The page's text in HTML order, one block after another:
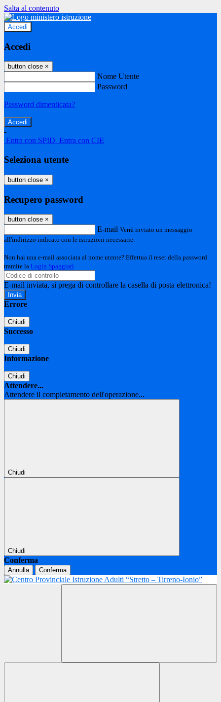
Salta al contenuto
Accedi
Accedi
button close ×
Nome Utente
Password
Password dimenticata?
-
Entra con SPID Entra con CIE
Seleziona utente
button close ×
Recupero password
button close ×
E-mail Verrà inviato un messaggio
all'indirizzo indicato con le istruzioni necessarie.
Non hai una e-mail associata al nome utente? Effettua il reset della password
tramite la Login Spaggiari
E-mail inviata, si prega di controllare la casella di posta elettronica!
Errore
Chiudi
Successo
Chiudi
Informazione
Chiudi
Attendere...
Attendere il completamento dell'operazione...
Chiudi
Chiudi
Conferma
Annulla Conferma